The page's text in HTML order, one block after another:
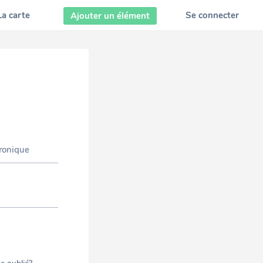
carte Ajouter un élément Se connecter